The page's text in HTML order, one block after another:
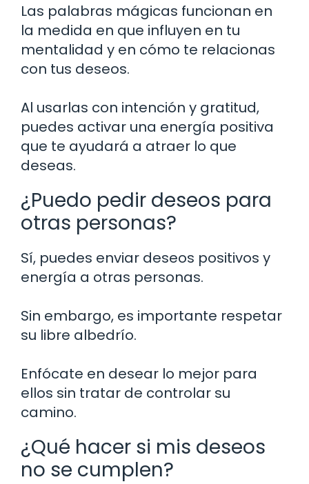
Las palabras mágicas funcionan en
la medida en que influyen en tu
mentalidad y en cómo te relacionas
con tus deseos.
Al usarlas con intención y gratitud,
puedes activar una energía positiva
que te ayudará a atraer lo que
deseas.
¿Puedo pedir deseos para
otras personas?
Sí, puedes enviar deseos positivos y
energía a otras personas.
Sin embargo, es importante respetar
su libre albedrío.
Enfócate en desear lo mejor para
ellos sin tratar de controlar su
camino.
¿Qué hacer si mis deseos
no se cumplen?